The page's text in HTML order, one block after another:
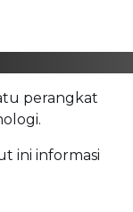
perangkat
ini informasi